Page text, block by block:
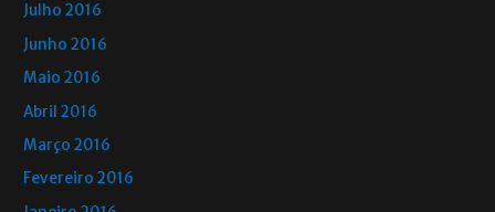
Julho 2016
Junho 2016
Maio 2016
Abril 2016
Março 2016
Fevereiro 2016